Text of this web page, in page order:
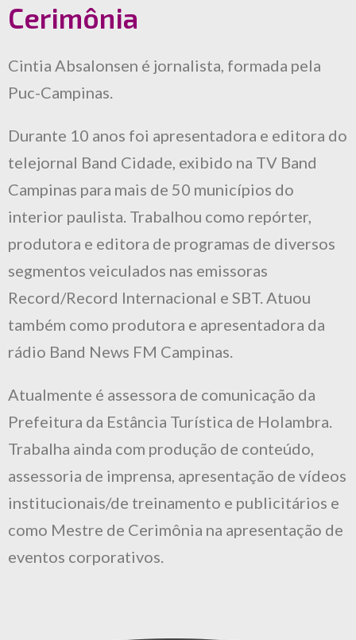
Cerimônia
Cintia Absalonsen é jornalista, formada pela
Puc-Campinas.
Durante 10 anos foi apresentadora e editora do
telejornal Band Cidade, exibido na TV Band
Campinas para mais de 50 municípios do
interior paulista. Trabalhou como repórter,
produtora e editora de programas de diversos
segmentos veiculados nas emissoras
Record/Record Internacional e SBT. Atuou
também como produtora e apresentadora da
rádio Band News FM Campinas.
Atualmente é assessora de comunicação da
Prefeitura da Estância Turística de Holambra.
Trabalha ainda com produção de conteúdo,
assessoria de imprensa, apresentação de vídeos
institucionais/de treinamento e publicitários e
como Mestre de Cerimônia na apresentação de
eventos corporativos.